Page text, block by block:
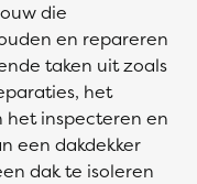
die
en repareren
taken uit zoals
het
het inspecteren en
een dakdekker
dak te isoleren